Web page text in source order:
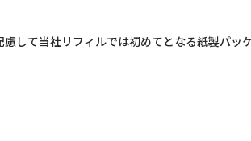
して当社リフィルでは初めてとなる紙製パッ